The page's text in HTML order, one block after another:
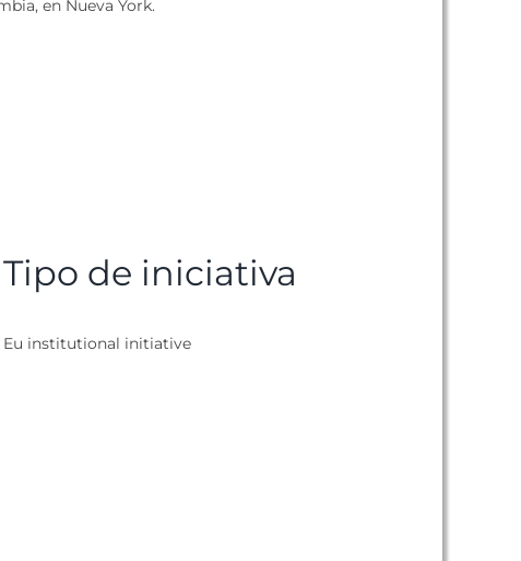
en Nueva York.
Tipo de iniciativa
Eu institutional initiative